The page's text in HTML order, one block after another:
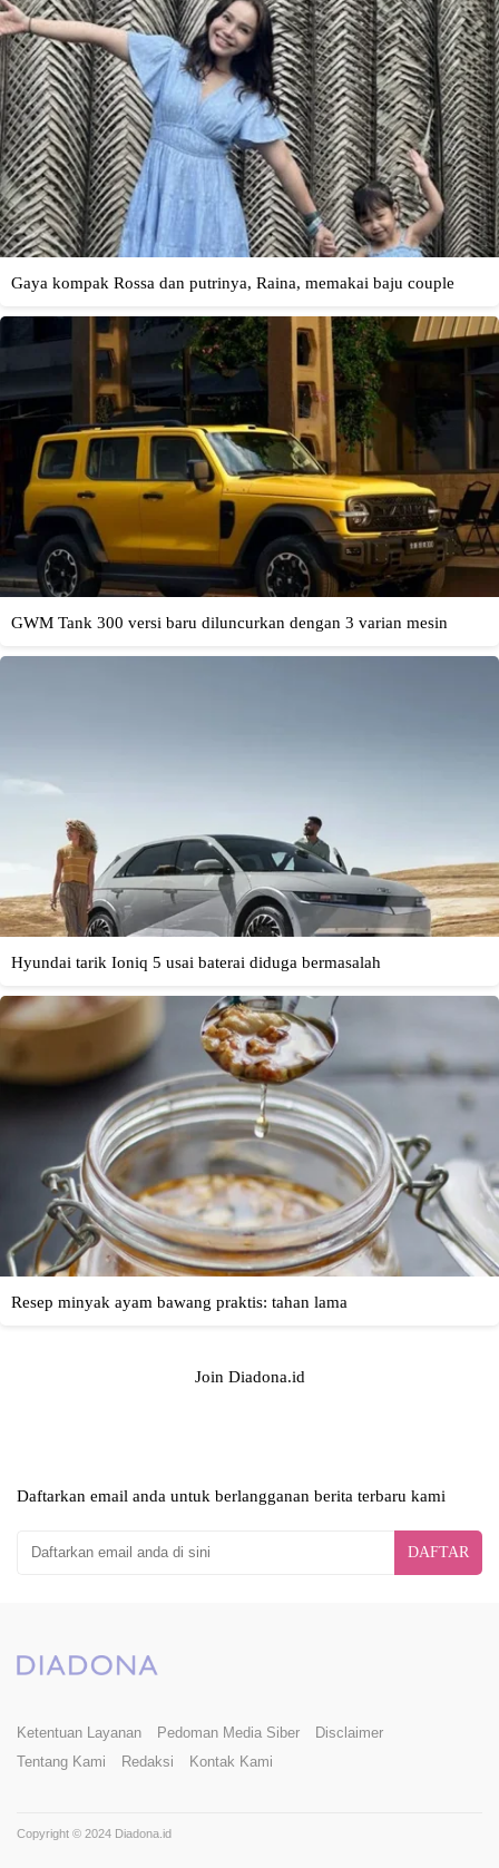
Join Diadona.id
Daftarkan email anda untuk berlangganan berita terbaru kami
DAFTAR
Ketentuan Layanan Pedoman Media Siber
Disclaimer
Tentang Kami
Redaksi Kontak Kami
Copyright © 2024 Diadona.id